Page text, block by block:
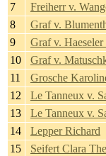
7
Freiherr v.
8
Graf v.
9
Graf v.
10
Graf v.
11
Grosche
12
Le Tanneux v.
13
Le Tanneux v.
14
Lepper Richard
15
Seifert Clara